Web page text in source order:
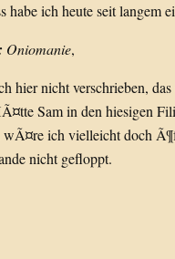
habe ich heute seit langem
Oniomanie,
hier nicht verschrieben,
Sam in den hiesigen
wÃ¤re ich vielleicht doch
nicht gefloppt.